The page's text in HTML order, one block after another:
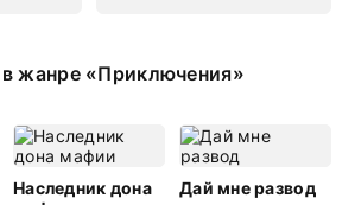
жанре «Приключения»
Наследник дона
Дай мне развод